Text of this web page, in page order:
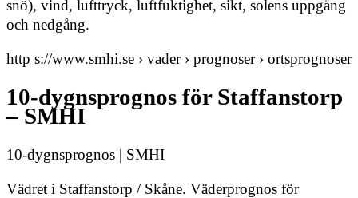
snö), vind, lufttryck, luftfuktighet, sikt, solens uppgång
och nedgång.
http s://www.smhi.se › vader › prognoser › ortsprognoser
10-dygnsprognos för Staffanstorp
– SMHI
10-dygnsprognos | SMHI
Vädret i Staffanstorp / Skåne. Väderprognos för